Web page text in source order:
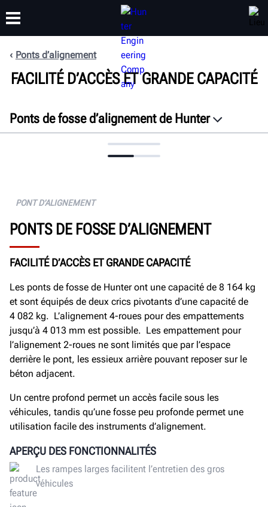
PRODUITS ASSISTANCE
FORMATION
À PROPOS DE
Ponts d’alignement
FACILITÉ D’ACCÈS ET GRANDE CAPACITÉ
Ponts de fosse d’alignement de Hunter
Documents
PONT D’ALIGNEMENT
PONTS DE FOSSE D’ALIGNEMENT
FACILITÉ D’ACCÈS ET GRANDE CAPACITÉ
Les ponts de fosse de Hunter ont une capacité de 8 164 kg
et sont équipés de deux crics pivotants d’une capacité de
4 082 kg. L’alignement 4-roues pour des empattements
jusqu’à 4 013 mm est possible. Les empattement pour
l’alignement 2-roues ne sont limités que par l’espace
derrière le pont, les essieux arrière pouvant reposer sur le
béton adjacent.
Un centre profond permet un accès facile sous les
véhicules, tandis qu’une fosse peu profonde permet une
utilisation facile des instruments d’alignement.
APERÇU DES FONCTIONNALITÉS
Les rampes larges facilitent l’entretien des gros
véhicules